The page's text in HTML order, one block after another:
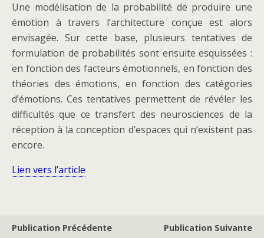
Une modélisation de la probabilité de produire une
émotion à travers l’architecture conçue est alors
envisagée. Sur cette base, plusieurs tentatives de
formulation de probabilités sont ensuite esquissées :
en fonction des facteurs émotionnels, en fonction des
théories des émotions, en fonction des catégories
d’émotions. Ces tentatives permettent de révéler les
difficultés que ce transfert des neurosciences de la
réception à la conception d’espaces qui n’existent pas
encore.
Lien vers l’article
Publication Précédente
Publication Suivante